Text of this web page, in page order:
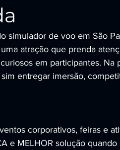
simulador de voo em São
atração que prenda
em participantes. Na
sim entregar imersão,
corporativos, feiras e
e MELHOR solução